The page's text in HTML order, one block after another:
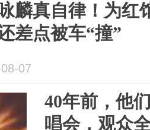
麟真自律！为红
差点被车“撞”
07
40年前，他
唱会，观众